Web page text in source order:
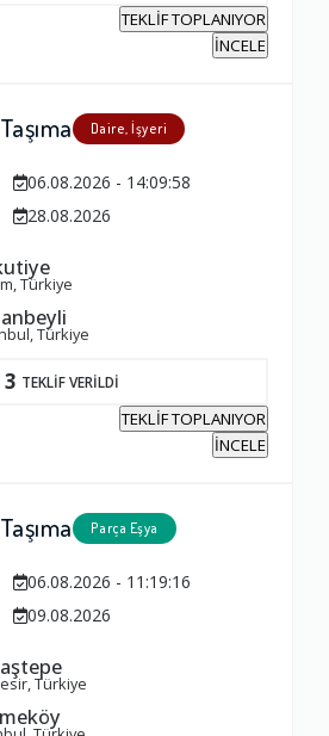
TEKLİF TOPLANIYOR
İNCELE
Daire, İşyeri
06.08.2026 - 14:09:58
28.08.2026
Türkiye
Türkiye
3 TEKLİF VERİLDİ
TEKLİF TOPLANIYOR
İNCELE
Parça Eşya
06.08.2026 - 11:19:16
09.08.2026
Türkiye